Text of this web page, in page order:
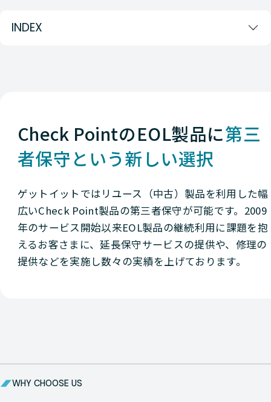
INDEX
Check PointのEOL製品に第三
者保守という新しい選択
ゲットイットではリユース（中古）製品を利用した幅
広いCheck Point製品の第三者保守が可能です。2009
年のサービス開始以来EOL製品の継続利用に課題を抱
えるお客さまに、延長保守サービスの提供や、修理の
提供などを実施し数々の実績を上げております。
WHY CHOOSE US